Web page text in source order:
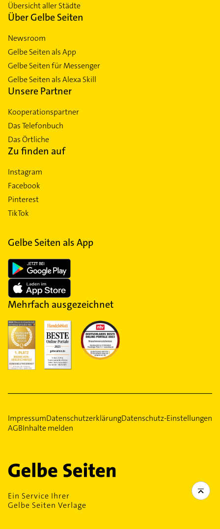
Übersicht aller Städte
Über Gelbe Seiten
Newsroom
Gelbe Seiten als App
Gelbe Seiten für Messenger
Gelbe Seiten als Alexa Skill
Unsere Partner
Kooperationspartner
Das Telefonbuch
Das Örtliche
Zu finden auf
Instagram
Facebook
Pinterest
TikTok
Gelbe Seiten als App
Mehrfach ausgezeichnet
ImpressumDatenschutzerklärungDatenschutz-Einstellungen
AGBInhalte melden
Ein Service Ihrer
Gelbe Seiten Verlage